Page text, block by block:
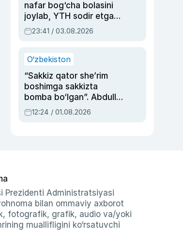
nafar bog‘cha bolasini
joylab, YTH sodir etgan
ayolga sud hukmi o‘qildi
23:41 / 03.08.2026
O‘zbekiston
“Sakkiz qator she’rim
boshimga sakkizta
bomba bo‘lgan”. Abdulla
Oripovni siyosiy
ayblovlardan asrab
12:24 / 01.08.2026
Prezidenti Administratsiyasi
bilan ommaviy axborot
fotografik, grafik, audio va/yoki
muallifligini ko‘rsatuvchi